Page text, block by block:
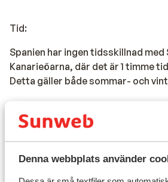
Denna webbplats använder
Tid:
Spanien har ingen tidsskillnad
Kanarieöarna, där det är 1 timme
Detta gäller både sommar- och
Valuta:
Spaniens officiella valuta är euro.
Spanien och på Kanarieöarna är